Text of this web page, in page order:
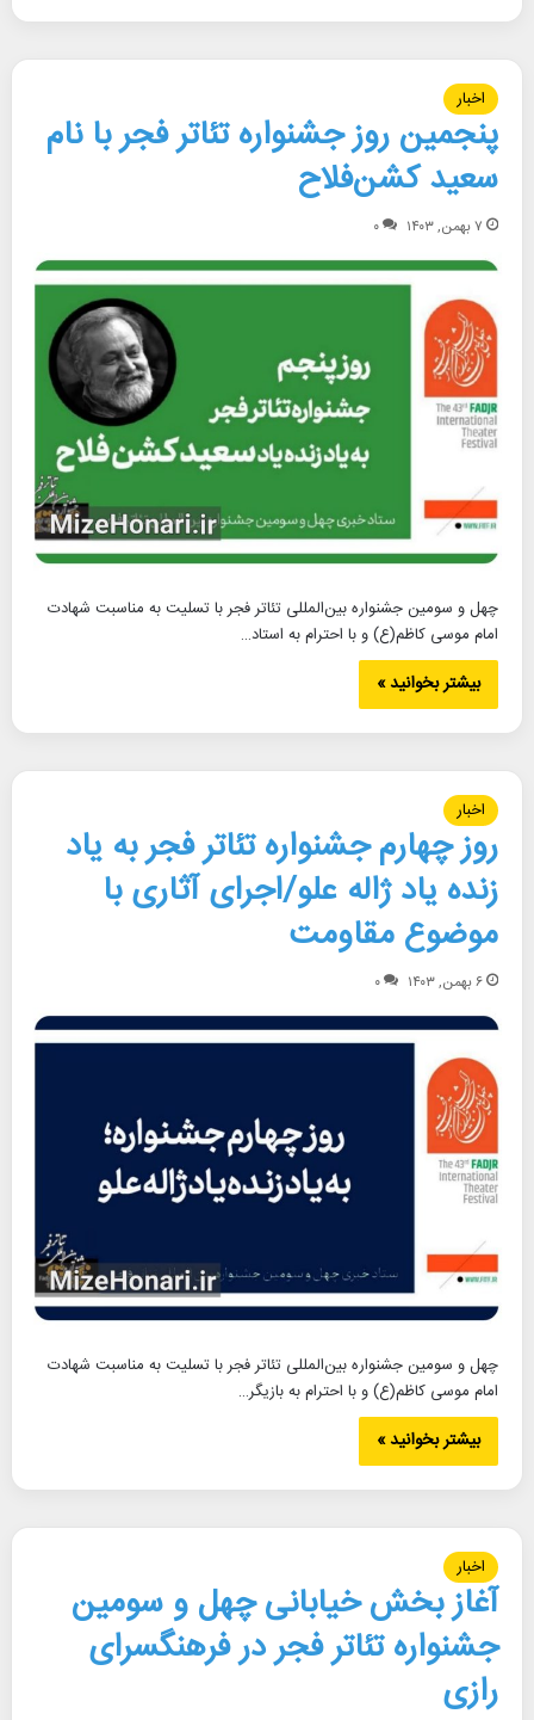
اخبار
پنجمین روز جشنواره تئاتر فجر با نام
سعید کشن‌فلاح
۷ بهمن, ۱۴۰۳ ۰
چهل و سومین جشنواره بین‌‌المللی تئاتر فجر با تسلیت به مناسبت شهادت
امام موسی کاظم(ع) و با احترام به استاد…
بیشتر بخوانید »
اخبار
روز چهارم جشنواره تئاتر فجر به یاد
زنده یاد ژاله علو/اجرای آثاری با
موضوع مقاومت
۶ بهمن, ۱۴۰۳ ۰
چهل و سومین جشنواره بین‌‌المللی تئاتر فجر با تسلیت به مناسبت شهادت
امام موسی کاظم(ع) و با احترام به بازیگر…
بیشتر بخوانید »
اخبار
آغاز بخش خیابانی چهل و سومین
جشنواره تئاتر فجر در فرهنگسرای
رازی